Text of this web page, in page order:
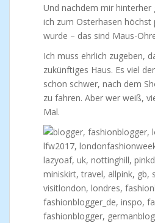
Und nachdem mir hinterher
ich zum Osterhasen höchst
wurde – das sind Maus-
Ich muss ehrlich zugeben,
zukünftiges Haus. Es viel
schon schwer, nach dem
zu fahren. Aber wer weiß,
Mal.